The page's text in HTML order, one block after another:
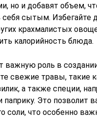
но и добавят объем,
сытым. Избегайте
крахмалистых
калорийность блюда.
важную роль в
свежие травы, такие
а также специи,
паприку. Это позволит
соли, что особенно